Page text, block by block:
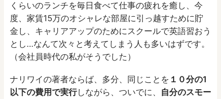
くらいのランチを毎日食べて仕事の疲れを癒し、今
度、家賃15万のオシャレな部屋に引っ越すために貯
金し、キャリアアップのためにスクールで英語習おう
とし…なんて次々と考えてしまう人も多いはずです。
（会社員時代の私がそうでした）
ナリワイの著者ならば、多分、同じことを １０分の1
以下の費用で実行しながら、ついでに、 自分のスモー